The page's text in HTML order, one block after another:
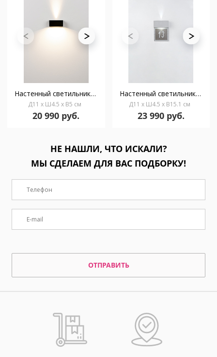
Настенный светильник Mini 5 AC черный
Д11 x Ш4.5 x В5 см
20 990 руб.
Настенный светильник Mini 15 AC S
Д11 x Ш4.5 x В15.1 см
23 990 руб.
НЕ НАШЛИ, ЧТО ИСКАЛИ?
МЫ СДЕЛАЕМ ДЛЯ ВАС ПОДБОРКУ!
ОТПРАВИТЬ